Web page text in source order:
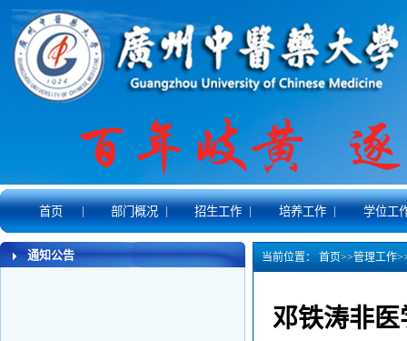
首页 | 部门概况 | 招生工作 | 培养工作 | 学位工
通知公告 当前位置： 首页>>管理工作
邓铁涛非